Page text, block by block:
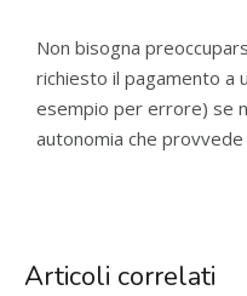
Non bisogna
richiesto il pagamento a
esempio per errore) se
autonomia che provvede
Articoli correlati